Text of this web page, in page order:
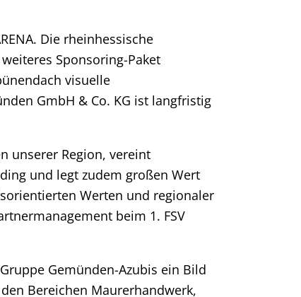
Die rheinhessische
Sponsoring-Paket
visuelle
GmbH & Co. KG ist langfristig
unserer Region, vereint
und legt zudem großen Wert
Werten und regionaler
beim 1. FSV
Gemünden-Azubis ein Bild
Bereichen Maurerhandwerk,